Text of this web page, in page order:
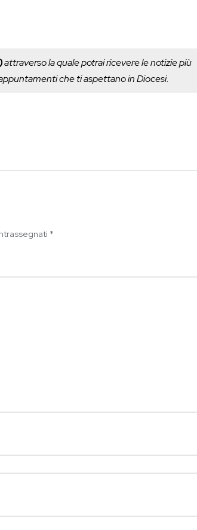
attraverso la quale potrai ricevere le notizie più
che ti aspettano in Diocesi.
*